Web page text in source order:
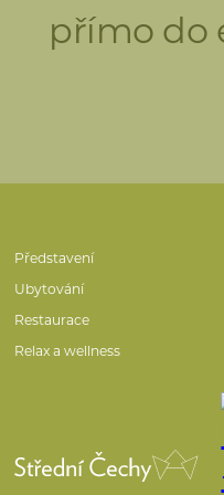
přímo do
Představení
Ubytování
Restaurace
Relax a wellness